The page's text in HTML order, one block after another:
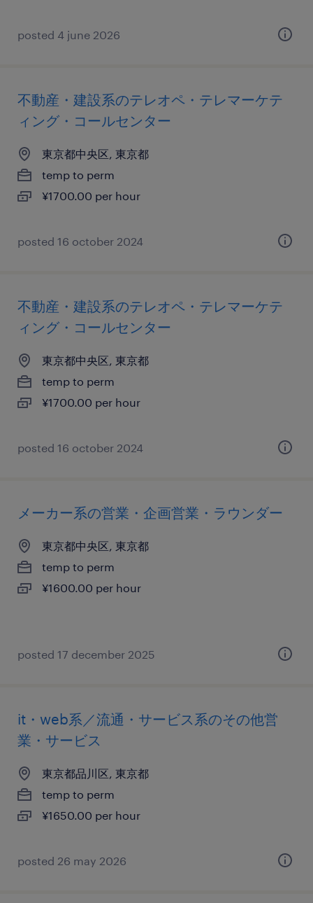
posted 4 june 2026
不動産・建設系のテレオペ・テレマーケテ
ィング・コールセンター
東京都中央区, 東京都
temp to perm
¥1700.00 per hour
posted 16 october 2024
不動産・建設系のテレオペ・テレマーケテ
ィング・コールセンター
東京都中央区, 東京都
temp to perm
¥1700.00 per hour
posted 16 october 2024
メーカー系の営業・企画営業・ラウンダー
東京都中央区, 東京都
temp to perm
¥1600.00 per hour
posted 17 december 2025
it・web系／流通・サービス系のその他営
業・サービス
東京都品川区, 東京都
temp to perm
¥1650.00 per hour
posted 26 may 2026